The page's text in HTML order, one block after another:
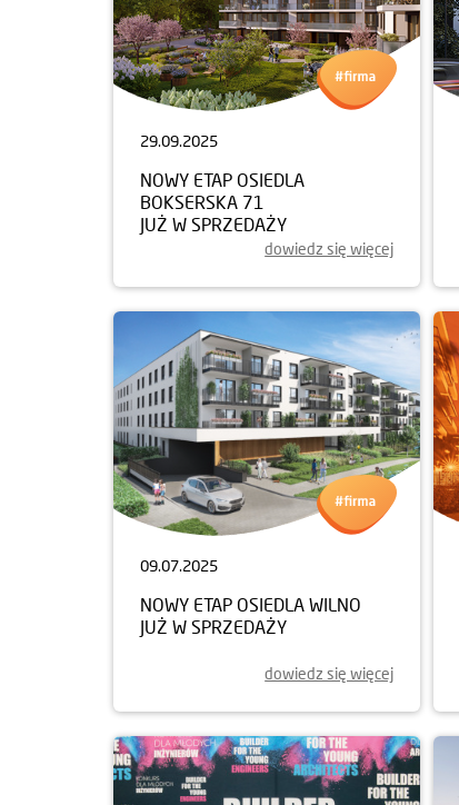
29.09.2025
NOWY ETAP OSIEDLA
BOKSERSKA 71
JUŻ W SPRZEDAŻY
dowiedz się więcej
09.07.2025
NOWY ETAP OSIEDLA WILNO
JUŻ W SPRZEDAŻY
dowiedz się więcej